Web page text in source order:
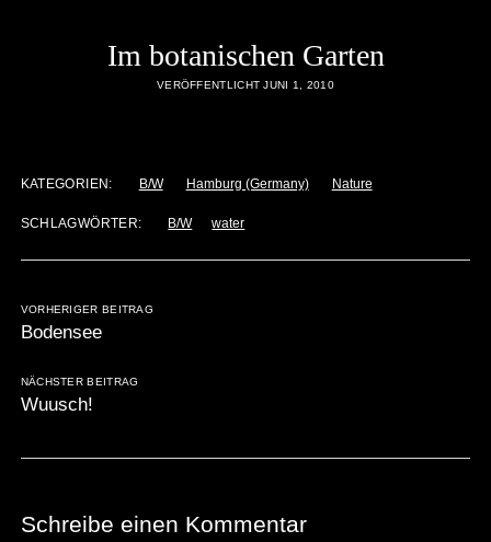
Im botanischen Garten
VERÖFFENTLICHT JUNI 1, 2010
KATEGORIEN: B/W Hamburg (Germany) Nature
SCHLAGWÖRTER: B/W water
VORHERIGER BEITRAG
Bodensee
NÄCHSTER BEITRAG
Wuusch!
Schreibe einen Kommentar